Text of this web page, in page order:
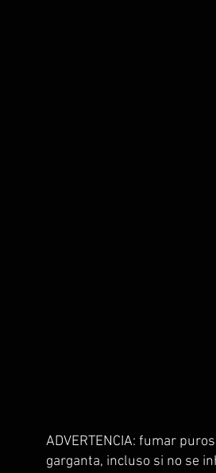
ADVERTENCIA: fumar
garganta, incluso si no se